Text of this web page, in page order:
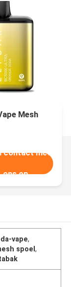
Mesh
contact met
ons op
vape,
spoel,